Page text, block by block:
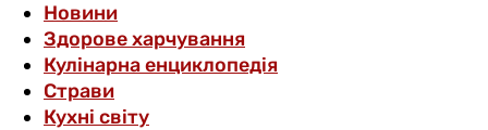
Новини
Здорове харчування
Кулінарна енциклопедія
Страви
Кухні світу